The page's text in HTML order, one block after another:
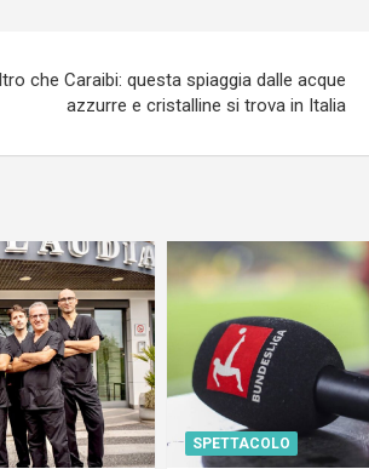
che Caraibi: questa spiaggia dalle acque
azzurre e cristalline si trova in Italia
SPETTACOLO